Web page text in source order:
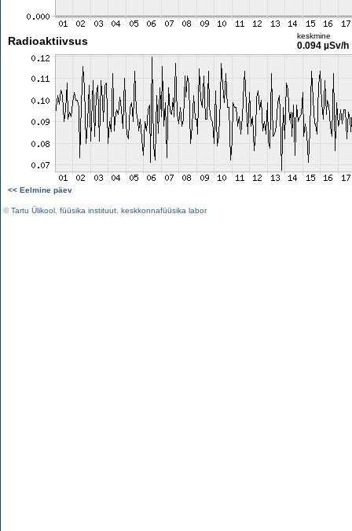
Radioaktiivsus keskmine
0.094 µSv/h
<< Eelmine päev
©Tartu Ülikool füüsika instituut keskkonnafüüsika labor